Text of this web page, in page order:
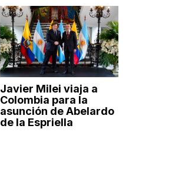
Javier Milei viaja a
Colombia para la
asunción de Abelardo
de la Espriella